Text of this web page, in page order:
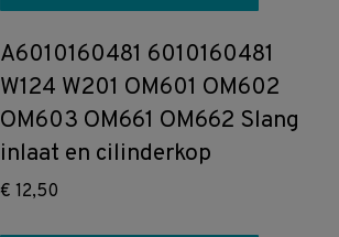
A6010160481 6010160481
W124 W201 OM601 OM602
OM603 OM661 OM662 Slang
inlaat en cilinderkop
€ 12,50